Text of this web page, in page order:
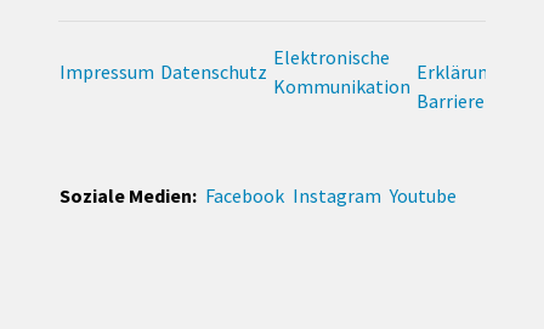
Impressum Datenschutz
Elektronische
Kommunikation
Erklärung zur
Soziale Medien: Facebook Instagram Youtube